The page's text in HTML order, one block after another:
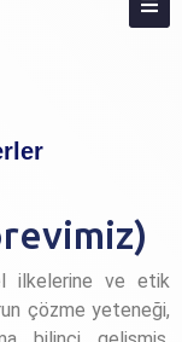
ilkelerine ve etik
çözme yeteneği,